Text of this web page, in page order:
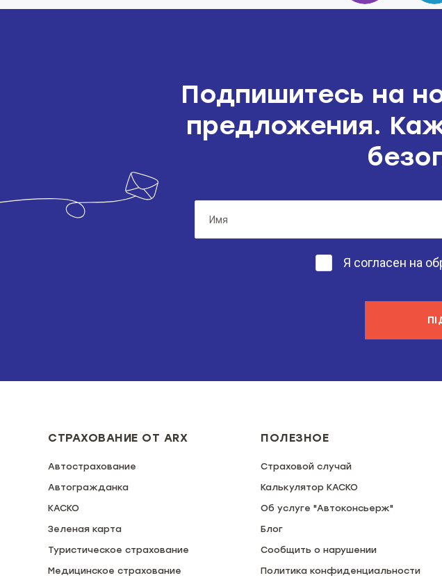
Подпишитесь на
предложения.
Я согласен на
СТРАХОВАНИЕ ОТ ARX
Автострахование
Автогражданка
КАСКО
Зеленая карта
Туристическое страхование
Медицинское страхование
ПОЛЕЗНОЕ
Страховой случай
Калькулятор КАСКО
Об услуге "Автоконсьерж"
Блог
Сообщить о нарушении
Политика конфиденциальности